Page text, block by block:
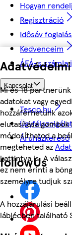
Mi és 18
adatokat vagy
hozzáférhetünk
elutasítása gombok
módosíthatod a
megteheted az
kattintva is. A
ez nem érinti a
személyre tudjuk
A hozzájárulási
láblécben található
Hogyan
Regisztráció
Idősáv
Kedvenceim
ÁFÁ-s számla
Kapcsolat
Tesco.hu
Áruházkereső
followUs